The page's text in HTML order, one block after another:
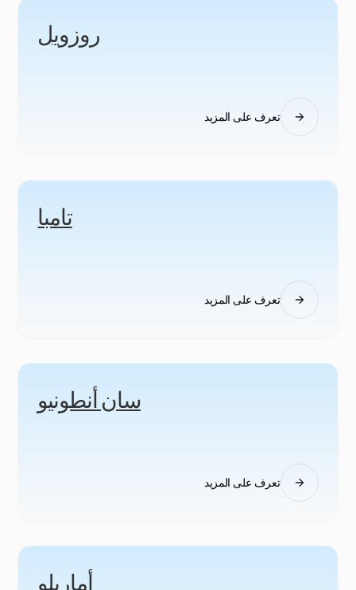
روزويل
تعرف على المزيد
تامبا
تعرف على المزيد
سان أنطونيو
تعرف على المزيد
أماريلو